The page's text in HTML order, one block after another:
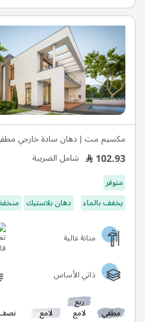
مكسيم مت | دهان سادة خارجي
102.93 شامل الضريبة
متوفر
يخفف بالماء
دهان بلاستيك
متانة عالية
ذاتي الأساس
مطفي
ربع
لامع لامع